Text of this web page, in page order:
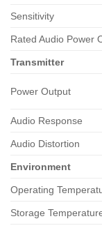
Sensitivity
Rated Audio Power
Transmitter
Power Output
Audio Response
Audio Distortion
Environment
Operating
Storage